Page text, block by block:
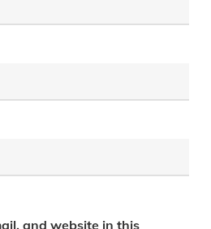
and website in this